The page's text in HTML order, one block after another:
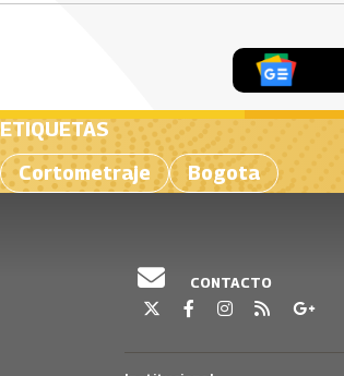
ETIQUETAS
Cortometraje
Bogota
CONTACTO